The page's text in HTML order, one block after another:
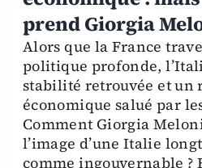
prend Giorgia
Alors que la France
politique profonde,
stabilité retrouvée et un
économique salué par
Comment Giorgia
l’image d’une Italie
comme ingouvernable ?